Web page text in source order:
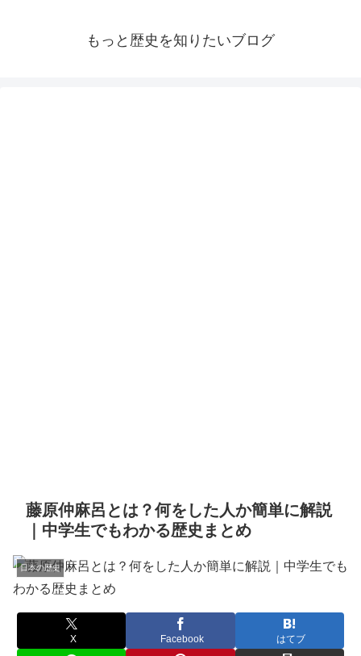
もっと歴史を知りたいブログ
藤原仲麻呂とは？何をした人か簡単に解説
｜中学生でもわかる歴史まとめ
日本の歴史
X Facebook はてブ